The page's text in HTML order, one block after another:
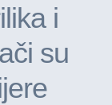
i
su